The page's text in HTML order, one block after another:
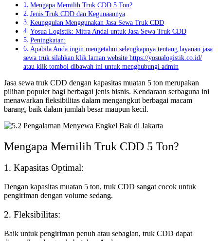
Mengapa Memilih Truk CDD 5 Ton?
Jenis Truk CDD dan Kegunaannya
Keunggulan Menggunakan Jasa Sewa Truk CDD
Yosua Logistik: Mitra Andal untuk Jasa Sewa Truk CDD
Peningkatan:
Apabila Anda ingin mengetahui selengkapnya tentang layanan jasa
sewa truk silahkan klik laman website https://yosualogistik.co.id/
atau klik tombol dibawah ini untuk menghubungi admin
Jasa sewa truk CDD dengan kapasitas muatan 5 ton merupakan
pilihan populer bagi berbagai jenis bisnis. Kendaraan serbaguna ini
menawarkan fleksibilitas dalam mengangkut berbagai macam
barang, baik dalam jumlah besar maupun kecil.
Mengapa Memilih Truk CDD 5 Ton?
1. Kapasitas Optimal:
Dengan kapasitas muatan 5 ton, truk CDD sangat cocok untuk
pengiriman dengan volume sedang.
2. Fleksibilitas:
Baik untuk pengiriman penuh atau sebagian, truk CDD dapat